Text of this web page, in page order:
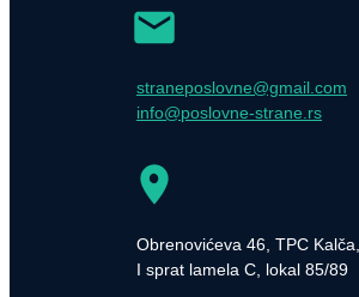
straneposlovne@gmail.com
info@poslovne-strane.rs
Obrenovićeva 46, TPC Kalča,
I sprat lamela C, lokal 85/89